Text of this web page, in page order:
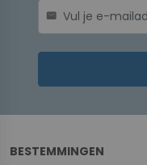
mail
BESTEMMINGEN